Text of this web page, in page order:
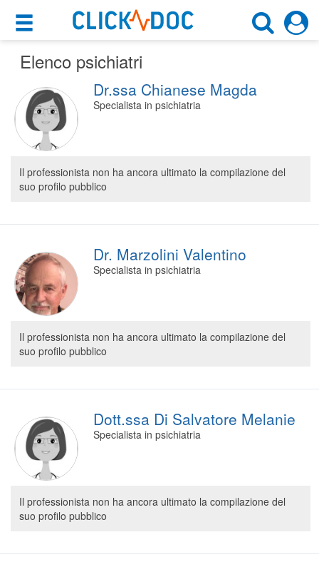
×
Motore di ricerca
×
Cerca uno specialista
Psichiatra
Cosa possiamo offrirti
Per i pazienti
Prenota una visita
Ricerca specialisti
Consulti online
Per gli specialisti
Prenotazioni online
Planner e rubrica in cloud
Segreteria virtuale
Elenco psichiatri
Dr.ssa Chianese Magda
Specialista in psichiatria
Il professionista non ha ancora ultimato la compilazione del
suo profilo pubblico
Dr. Marzolini Valentino
Specialista in psichiatria
Il professionista non ha ancora ultimato la compilazione del
suo profilo pubblico
Dott.ssa Di Salvatore Melanie
Specialista in psichiatria
Il professionista non ha ancora ultimato la compilazione del
suo profilo pubblico